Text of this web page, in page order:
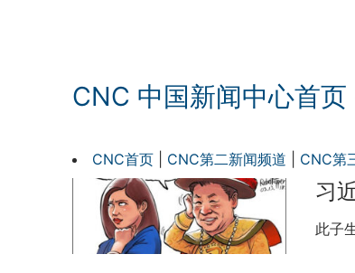
CNC 中国新闻中心首
CNC首页 CNC第二新闻频道 CNC第
习
此子